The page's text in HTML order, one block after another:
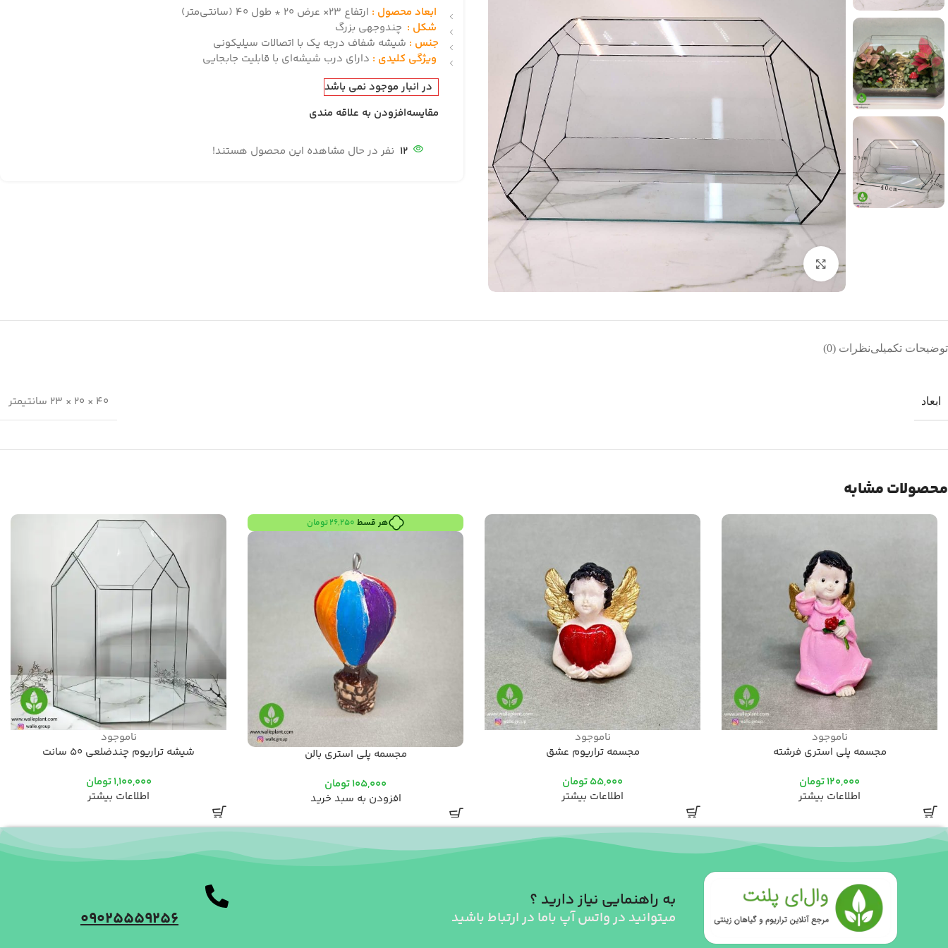
بزرگنمایی تصویر
ابعاد محصول : ارتفاع 23× عرض 20 * طول 40 (سانتی‌متر)
شکل : چندوجهی بزرگ
جنس : شیشه شفاف درجه یک با اتصالات سیلیکونی
ویژگی کلیدی : دارای درب شیشه‌ای با قابلیت جابجایی
در انبار موجود نمی باشد
مقایسهافزودن به علاقه مندی
12 نفر در حال مشاهده این محصول هستند!
توضیحات تکمیلینظرات (0)
ابعاد 40 × 20 × 23 سانتیمتر
محصولات مشابه
ناموجود
مجسمه پلی استری فرشته
120,000تومان
اطلاعات بیشتر
ناموجود
مجسمه تراریوم عشق
55,000تومان
اطلاعات بیشتر
هر قسط 26,250تومان
مجسمه پلی استری بالن
105,000تومان
افزودن به سبد خرید
ناموجود
شیشه تراریوم چندضلعی 50 سانت
1,100,000تومان
اطلاعات بیشتر
به راهنمایی نیاز دارید ؟
میتوانید در واتس آپ باما در ارتباط باشید 09025559256